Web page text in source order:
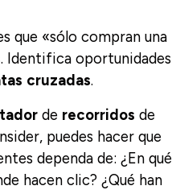
que «sólo compran una
. Identifica oportunidades
cruzadas.
de recorridos de
puedes hacer que
dependa de: ¿En qué
hacen clic? ¿Qué han